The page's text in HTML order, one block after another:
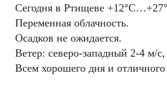
Сегодня в Ртищеве
Переменная облачность.
Осадков не ожидается.
Ветер: северо-западный 2-4 м/
Всем хорошего дня и отличного